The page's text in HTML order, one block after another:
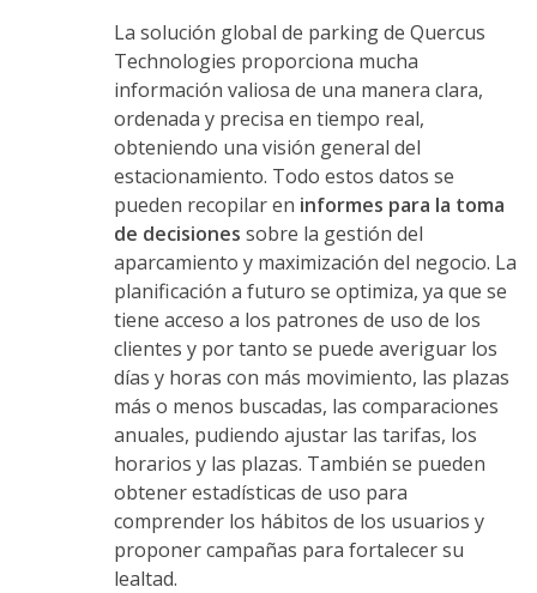
La solución global de parking de Quercus
Technologies proporciona mucha
información valiosa de una manera clara,
ordenada y precisa en tiempo real,
obteniendo una visión general del
estacionamiento. Todo estos datos se
pueden recopilar en informes para la toma
de decisiones sobre la gestión del
aparcamiento y maximización del negocio. La
planificación a futuro se optimiza, ya que se
tiene acceso a los patrones de uso de los
clientes y por tanto se puede averiguar los
días y horas con más movimiento, las plazas
más o menos buscadas, las comparaciones
anuales, pudiendo ajustar las tarifas, los
horarios y las plazas. También se pueden
obtener estadísticas de uso para
comprender los hábitos de los usuarios y
proponer campañas para fortalecer su
lealtad.